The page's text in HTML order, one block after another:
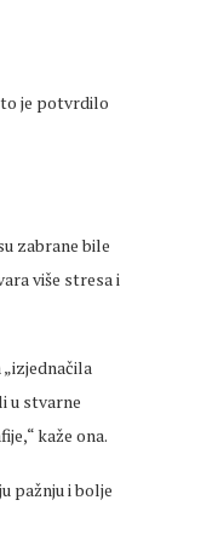
je potvrdilo
zabrane bile
više stresa i
„izjednačila
u stvarne
kaže ona.
pažnju i bolje